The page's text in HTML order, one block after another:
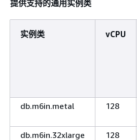
提供支持的通用实例类
实例类 vCPU
db.m6in.metal 128
db.m6in.32xlarge 128